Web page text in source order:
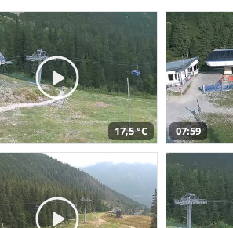
17,5 °C 07:59